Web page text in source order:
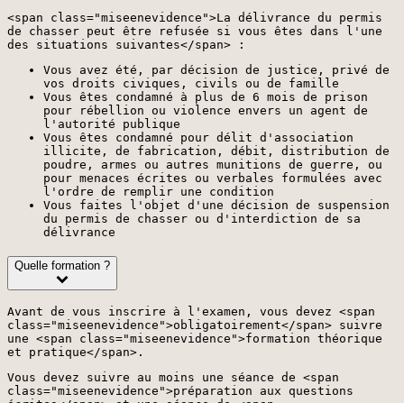
<span class="miseenevidence">La délivrance du permis
de chasser peut être refusée si vous êtes dans l'une
des situations suivantes</span> :
Vous avez été, par décision de justice, privé de
vos droits civiques, civils ou de famille
Vous êtes condamné à plus de 6 mois de prison
pour rébellion ou violence envers un agent de
l'autorité publique
Vous êtes condamné pour délit d'association
illicite, de fabrication, débit, distribution de
poudre, armes ou autres munitions de guerre, ou
pour menaces écrites ou verbales formulées avec
l'ordre de remplir une condition
Vous faites l'objet d'une décision de suspension
du permis de chasser ou d'interdiction de sa
délivrance
Quelle formation ?
Avant de vous inscrire à l'examen, vous devez <span
class="miseenevidence">obligatoirement</span> suivre
une <span class="miseenevidence">formation théorique
et pratique</span>.
Vous devez suivre au moins une séance de <span
class="miseenevidence">préparation aux questions